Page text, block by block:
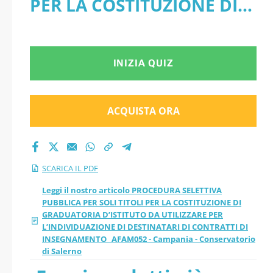
GRADUATORIA
D’ISTITUTO DA
UTILIZZARE PER
L’INDIVIDUAZIONE DI
DESTINATARI DI
CONTRATTI DI
INSEGNAMENTO
_AFAM052 -
Campania -
PER LA COSTITUZIONE DI
DA UTILIZZARE PER
L’INDIVIDUAZIONE DI
DESTINATARI DI
CONTRATTI DI
INSEGNAMENTO
_AFAM052 - Campania -
Conservatorio di Salerno -
PDF
INIZIA QUIZ
ACQUISTA ORA
SCARICA IL PDF
Leggi il nostro articolo PROCEDURA SELETTIVA
PUBBLICA PER SOLI TITOLI PER LA COSTITUZIONE DI
GRADUATORIA D’ISTITUTO DA UTILIZZARE PER
L’INDIVIDUAZIONE DI DESTINATARI DI CONTRATTI DI
INSEGNAMENTO _AFAM052 - Campania - Conservatorio
di Salerno